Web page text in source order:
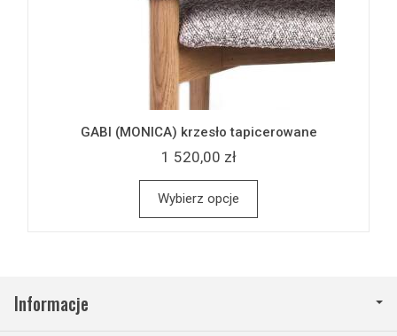
GABI (MONICA) krzesło tapicerowane
1 520,00 zł
Wybierz opcje
Informacje